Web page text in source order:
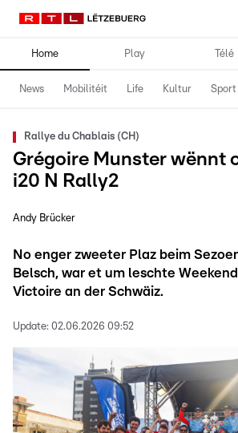
Home Play Télé
News Mobilitéit Life Kultur Sport
Rallye du Chablais (CH)
Grégoire Munster wënnt
i20 N Rally2
Andy Brücker
No enger zweeter Plaz beim
Belsch, war et um leschte
Victoire an der Schwäiz.
Update: 02.06.2026 09:52